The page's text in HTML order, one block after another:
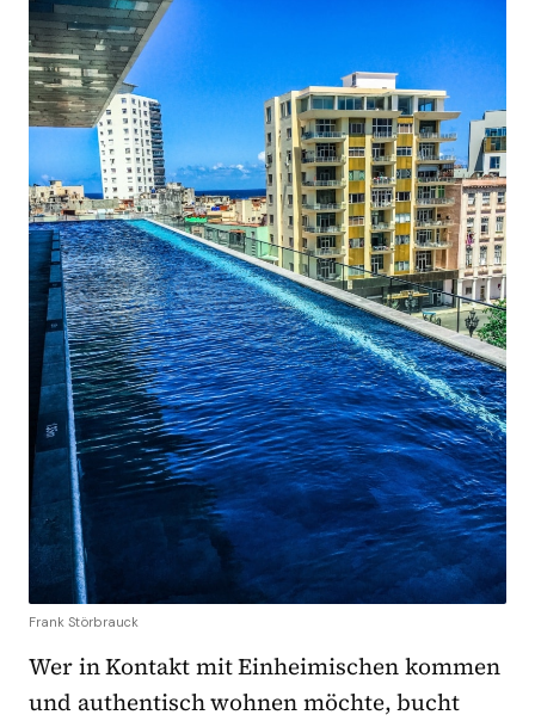
Frank Störbrauck
Wer in Kontakt mit Einheimischen kommen
und authentisch wohnen möchte, bucht